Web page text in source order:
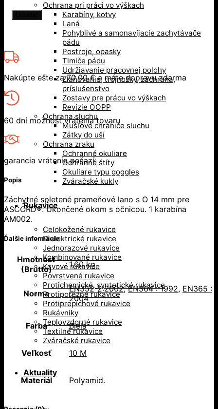
Ochrana pri práci vo výškach
Karabíny, kotvy
Laná
Pohyblivé a samonavíjacie zachytávače
pádu
Postroje, opasky
Tlmiče pádu
Udržiavanie pracovnej polohy
Zlaňovanie, trojnožky, záchrana,
príslušenstvo
Zostavy pre prácu vo výškach
Revízie OOPP
Ochrana sluchu
Mušľové chrániče sluchu
Zátky do uší
Ochrana zraku
Ochranné okuliare
Ochranné štíty
Okuliare typu goggles
Zváračské kukly
Rukavice
Celokožené rukavice
Dielektrické rukavice
Jednorazové rukavice
Kombinované rukavice
Kovové rukavice
Povrstvené rukavice
Protichemické, syntetické rukavice
Protiporézne rukavice
Protiprepichové rukavice
Rukávniky
Teplovzdorné rukavice
Textilné rukavice
Zváračské rukavice
Aktuality
Nakúpte ešte za70,00€a máte dopravu zdarma
60 dní možnosť vrátenia tovaru
garancia vrátenia peňazí
Popis
Záchytné spletené prameňové lano s O 14 mm pre
ASCORD®. Ukončené okom s očnicou. 1 karabína
AM002.
Ďalšie informácie
Hmotnosť
(Brutto)
1,60 kg
Norma EN352-2:2002,EN364 : 1992, EN365 :
2004
Farba Biela
Veľkosť 10 M
Materiál Polyamid.